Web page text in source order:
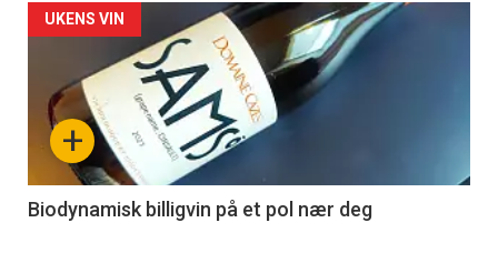
Forsiden
akkurat
nå
4
+
UKENS VIN
Biodynamisk billigvin på et pol nær deg